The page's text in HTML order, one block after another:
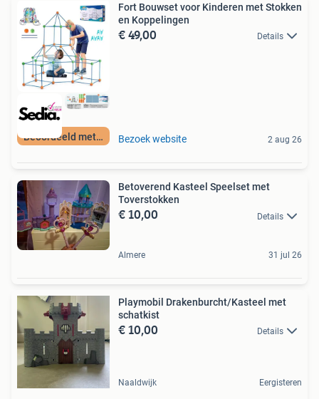
Beoordeeld met 9+
Fort Bouwset voor Kinderen met Stokken
en Koppelingen
€ 49,00 Details
Bezoek website 2 aug 26
Betoverend Kasteel Speelset met
Toverstokken
€ 10,00 Details
Almere 31 jul 26
Playmobil Drakenburcht/Kasteel met
schatkist
€ 10,00 Details
Naaldwijk Eergisteren